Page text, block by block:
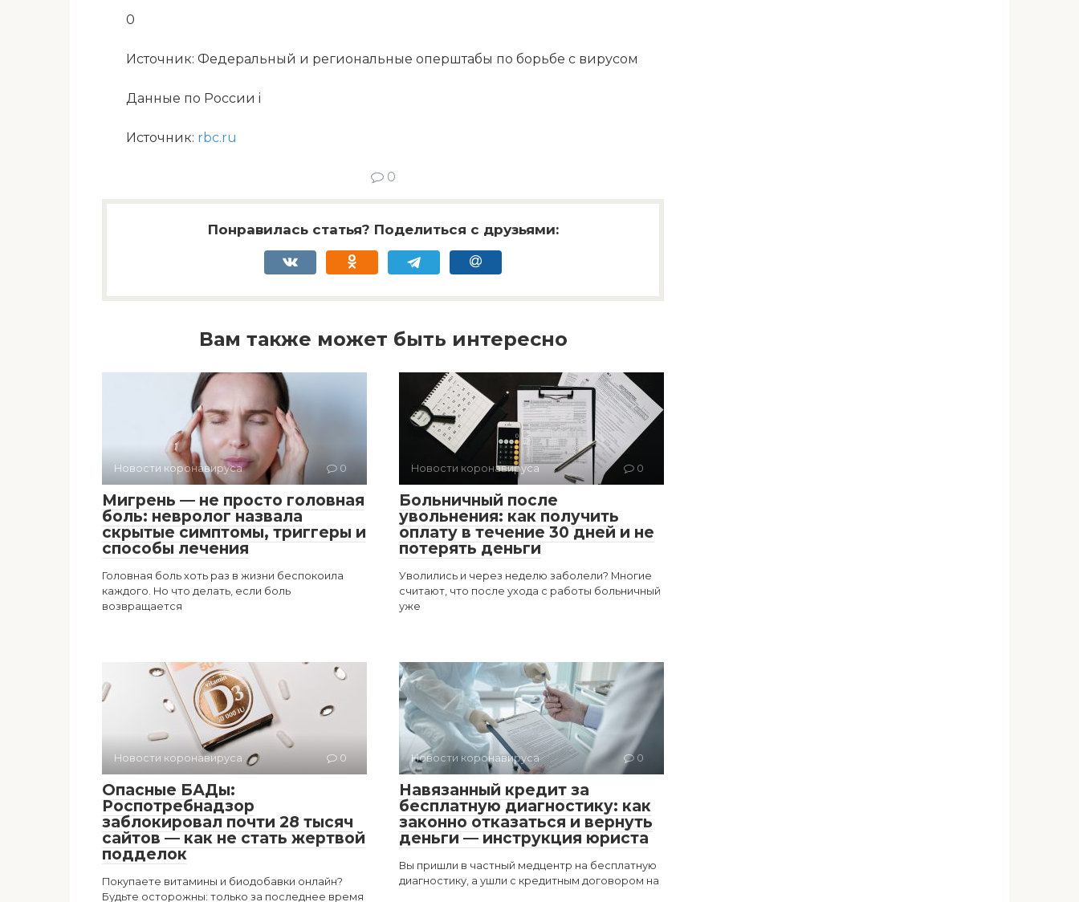
0
Источник: Федеральный и региональные оперштабы по борьбе с вирусом
Данные по России i
Источник: rbc.ru
0
Понравилась статья? Поделиться с друзьями:
Вам также может быть интересно
Новости коронавируса 0
Мигрень — не просто головная
боль: невролог назвала
скрытые симптомы, триггеры и
способы лечения
Головная боль хоть раз в жизни беспокоила
каждого. Но что делать, если боль
возвращается
Новости коронавируса 0
Больничный после
увольнения: как получить
оплату в течение 30 дней и не
потерять деньги
Уволились и через неделю заболели? Многие
считают, что после ухода с работы больничный
уже
Новости коронавируса 0
Опасные БАДы:
Роспотребнадзор
заблокировал почти 28 тысяч
сайтов — как не стать жертвой
подделок
Покупаете витамины и биодобавки онлайн?
Будьте осторожны: только за последнее время
Новости коронавируса 0
Навязанный кредит за
бесплатную диагностику: как
законно отказаться и вернуть
деньги — инструкция юриста
Вы пришли в частный медцентр на бесплатную
диагностику, а ушли с кредитным договором на